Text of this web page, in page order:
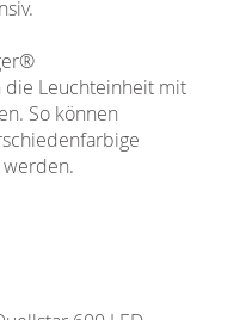
die Leuchteinheit mit
So können